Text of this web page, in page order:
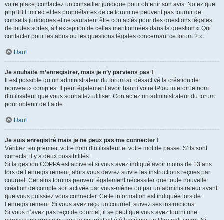
votre place, contactez un conseiller juridique pour obtenir son avis. Notez que
phpBB Limited et les propriétaires de ce forum ne peuvent pas fournir de
conseils juridiques et ne sauraient être contactés pour des questions légales
de toutes sortes, à l’exception de celles mentionnées dans la question « Qui
contacter pour les abus ou les questions légales concernant ce forum ? ».
Haut
Je souhaite m’enregistrer, mais je n’y parviens pas !
Il est possible qu’un administrateur du forum ait désactivé la création de
nouveaux comptes. Il peut également avoir banni votre IP ou interdit le nom
d’utilisateur que vous souhaitez utiliser. Contactez un administrateur du forum
pour obtenir de l’aide.
Haut
Je suis enregistré mais je ne peux pas me connecter !
Vérifiez, en premier, votre nom d’utilisateur et votre mot de passe. S’ils sont
corrects, il y a deux possibilités :
Si la gestion COPPA est active et si vous avez indiqué avoir moins de 13 ans
lors de l’enregistrement, alors vous devrez suivre les instructions reçues par
courriel. Certains forums peuvent également nécessiter que toute nouvelle
création de compte soit activée par vous-même ou par un administrateur avant
que vous puissiez vous connecter. Cette information est indiquée lors de
l’enregistrement. Si vous avez reçu un courriel, suivez ses instructions.
Si vous n’avez pas reçu de courriel, il se peut que vous ayez fourni une